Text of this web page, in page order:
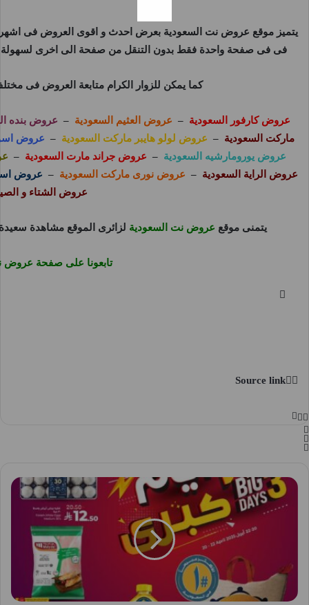
يتميز موقع عروض نت السعودية بعرض احدث و اقوى العروض فى اشهر
فى فى صفحة واحدة فقط بدون التنقل من صفحة الى اخرى لسهولة
كما يمكن للزوار الكرام متابعة العروض فى
عروض كارفور السعودية – عروض العثيم السعودية – عروض بنده
ماركت السعودية – عروض لولو هايبر ماركت السعودية – عروض
عروض يورومارشيه السعودية – عروض جراند مارت السعودية –
عروض الراية السعودية – عروض نورى ماركت السعودية – عروض
عروض الشتاء و
يتمنى موقع عروض نت السعودية لزائرى الموقع مشاهدة
تابعونا على صفحة عروض
Source link